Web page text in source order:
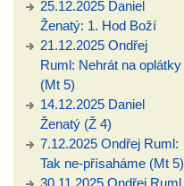
25.12.2025 Daniel
Ženatý: 1. Hod Boží
21.12.2025 Ondřej
Ruml: Nehrát na oplátky
(Mt 5)
14.12.2025 Daniel
Ženatý (Ž 4)
7.12.2025 Ondřej Ruml:
Tak ne-přísaháme (Mt 5)
30.11.2025 Ondřej Ruml